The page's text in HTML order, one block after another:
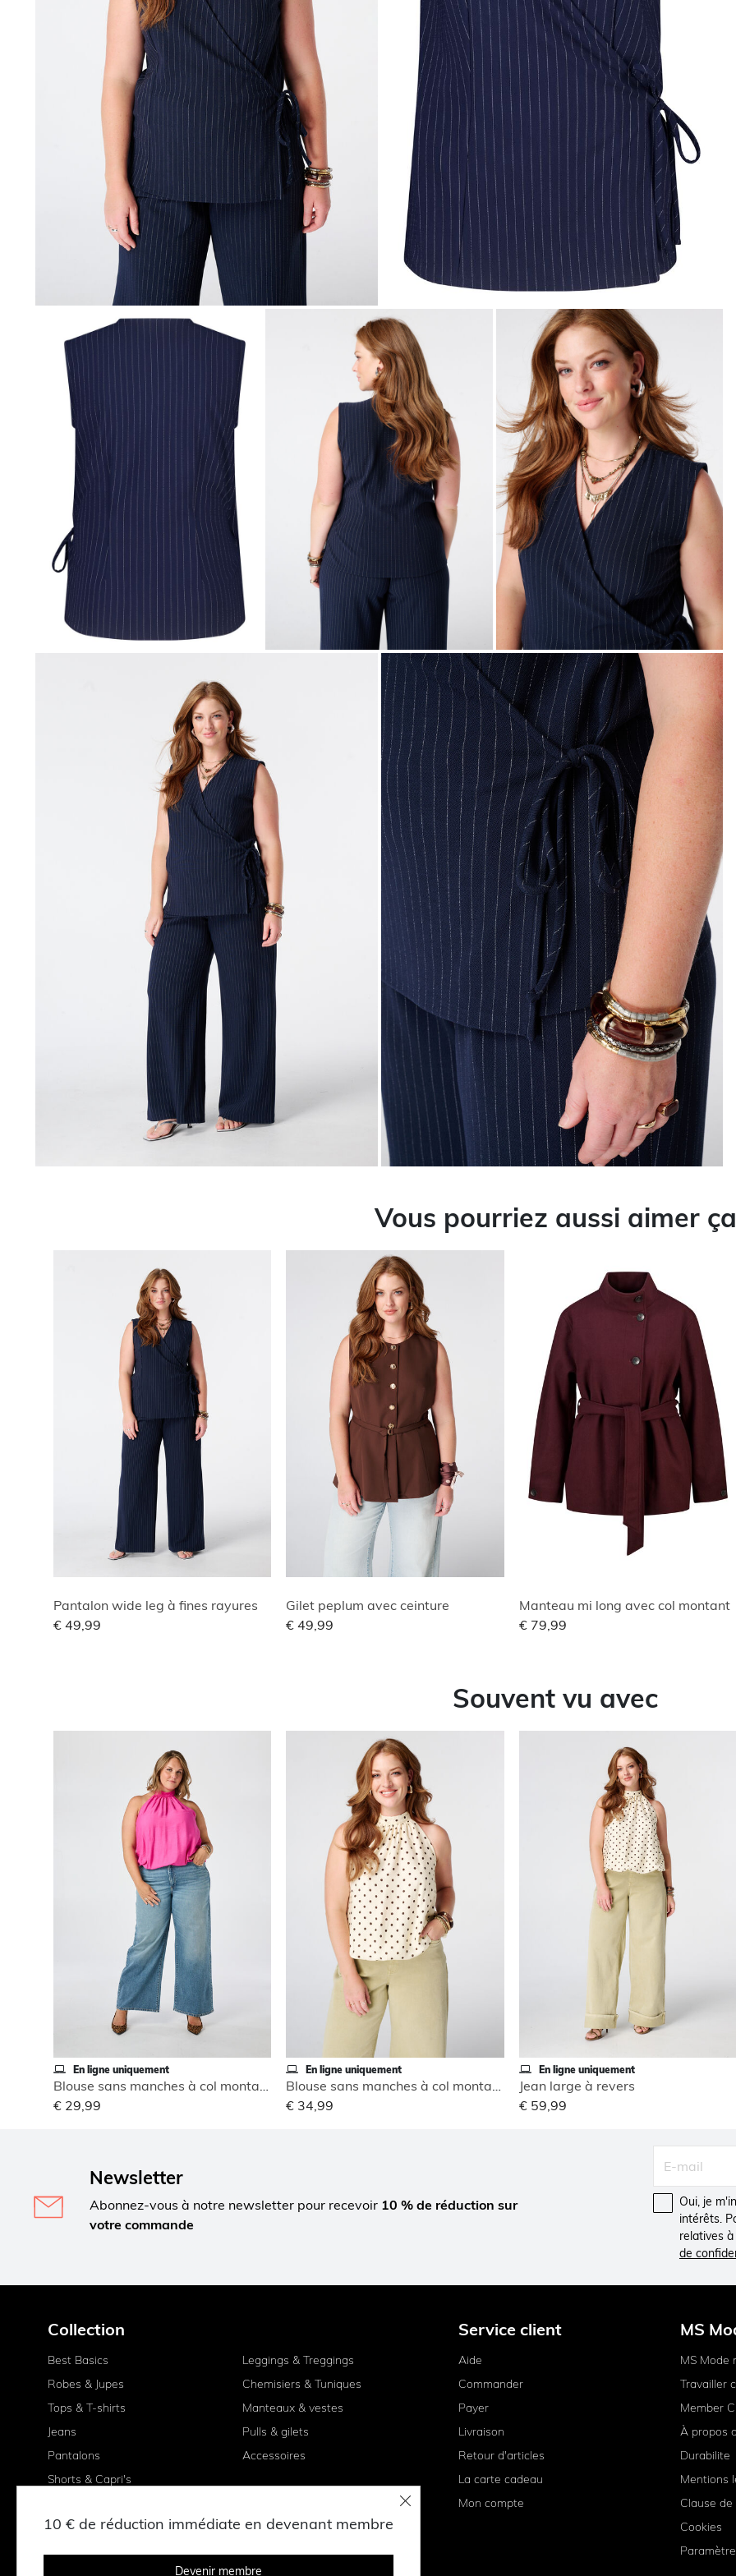
Vous pourriez aussi aimer ça
Pantalon wide leg à fines rayures
€ 49,99
Gilet peplum avec ceinture
€ 49,99
Manteau mi long avec col montant
€ 79,99
Souvent vu avec
En ligne uniquement
Blouse sans manches à col montant
€ 29,99
En ligne uniquement
Blouse sans manches à col montant
€ 34,99
En ligne uniquement
Jean large à revers
€ 59,99
Newsletter
Abonnez-vous à notre newsletter pour recevoir 10 % de réduction sur
votre commande
Oui, je
intérêts.
relatives
de
Collection
Best Basics
Robes & Jupes
Tops & T-shirts
Jeans
Pantalons
Shorts & Capri's
Leggings & Treggings
Chemisiers & Tuniques
Manteaux & vestes
Pulls & gilets
Accessoires
Service client
Aide
Commander
Payer
Livraison
Retour d'articles
La carte cadeau
Mon compte
MS
MS Mode
Travailler
Member
À propos
Durabilite
Mentions
Clause
Cookies
10 € de réduction immédiate en devenant membre
Devenir membre